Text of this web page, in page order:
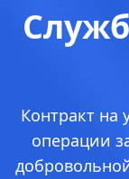
Контракт на
операции